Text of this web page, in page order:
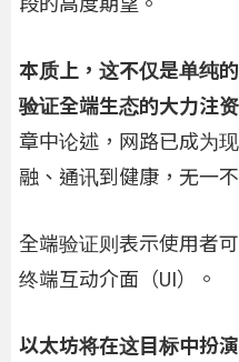
本质上，这不仅是单纯
验证全端生态的大力注资
章中论述，网路已成为
融、通讯到健康，无一
全端验证则表示使用者
终端互动介面（UI）。
以太坊将在这目标中扮